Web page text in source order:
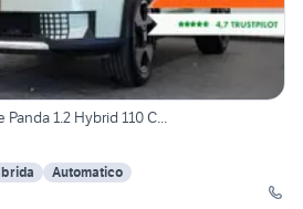
1.2 Hybrid 110 C...
Automatico